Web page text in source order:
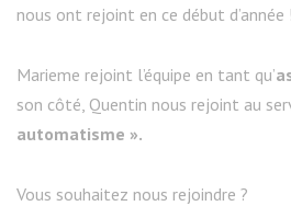
nous ont rejoint en ce début d’année !
Marieme rejoint l’équipe en tant qu’
son côté, Quentin nous rejoint au
automatisme ».
Vous souhaitez nous rejoindre ?